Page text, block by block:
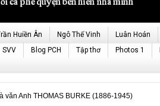
Huiền Ân Ngô Thế Vinh
Luân Hoán
SVV Blog PCH Tập thơ Photos 1
văn Anh THOMAS BURKE (1886-1945)